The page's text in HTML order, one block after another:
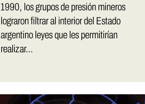
1990, los grupos de presión mineros
lograron filtrar al interior del Estado
argentino leyes que les permitirían
realizar...